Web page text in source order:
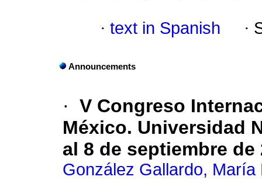
· text in Spanish ·
Announcements
· V Congreso
México. Universidad
al 8 de septiembre de
González Gallardo, María